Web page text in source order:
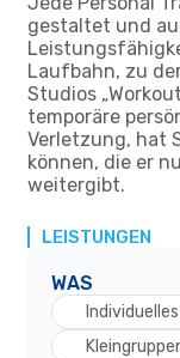
gestaltet und
Laufbahn, zu
Studios
temporäre
Verletzung, hat
können, die er
weitergibt.
LEISTUNGEN
WAS